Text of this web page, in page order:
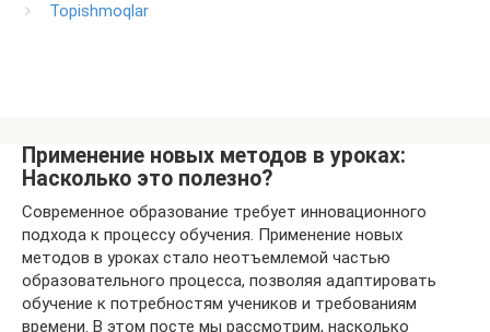
Topishmoqlar
Применение новых методов в уроках:
Насколько это полезно?
Современное образование требует инновационного
подхода к процессу обучения. Применение новых
методов в уроках стало неотъемлемой частью
образовательного процесса, позволяя адаптировать
обучение к потребностям учеников и требованиям
времени. В этом посте мы рассмотрим, насколько